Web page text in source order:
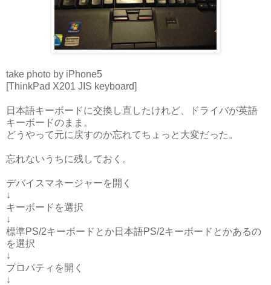
take photo by iPhone5
[ThinkPad X201 JIS keyboard]
日本語キーボードに交換し直したけれど、ドライバが英語
キーボードのまま。
どうやって元に戻すのか忘れてちょっと大変だった。
忘れないうちに残しておく。
デバイスマネージャーを開く
↓
キーボードを選択
↓
標準PS/2キーボードとか日本語PS/2キーボードとかあるの
を選択
↓
プロパティを開く
↓